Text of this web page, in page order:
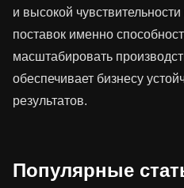
и высокой
поставок именно
масштабировать
обеспечивает бизнесу
результатов.
Популярные